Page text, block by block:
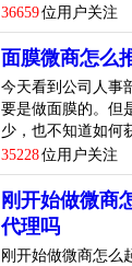
36659位用户关注
面膜微商怎么
今天看到公司人事
要是做面膜的。但
少，也不知道如何
35228位用户关注
刚开始做微商
代理吗
刚开始做微商怎么